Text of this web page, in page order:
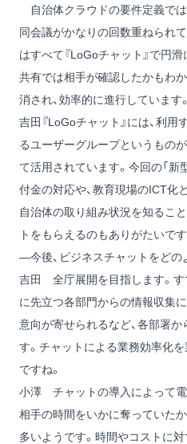
自治体クラウドの要件定義で
同会議がかなりの回数重ねられ
はすべて『LoGoチャット』で円
共有では相手が確認したかもわ
消され、効率的に進行しています。
吉田 『LoGoチャット』には、利
るユーザーグループというもの
て活用されています。今回の「新
付金の対応や、教育現場のICT化
自治体の取り組み状況を知るこ
トをもらえるのもありがたいです
―今後、ビジネスチャットをどの
吉田
全庁展開を目指します。す
に先立つ各部門からの情報収集
意向が寄せられるなど、各部署
す。チャットによる業務効率化
ですね。
小澤 チャットの導入によって電
相手の時間をいかに奪っていた
多いようです。時間やコストに